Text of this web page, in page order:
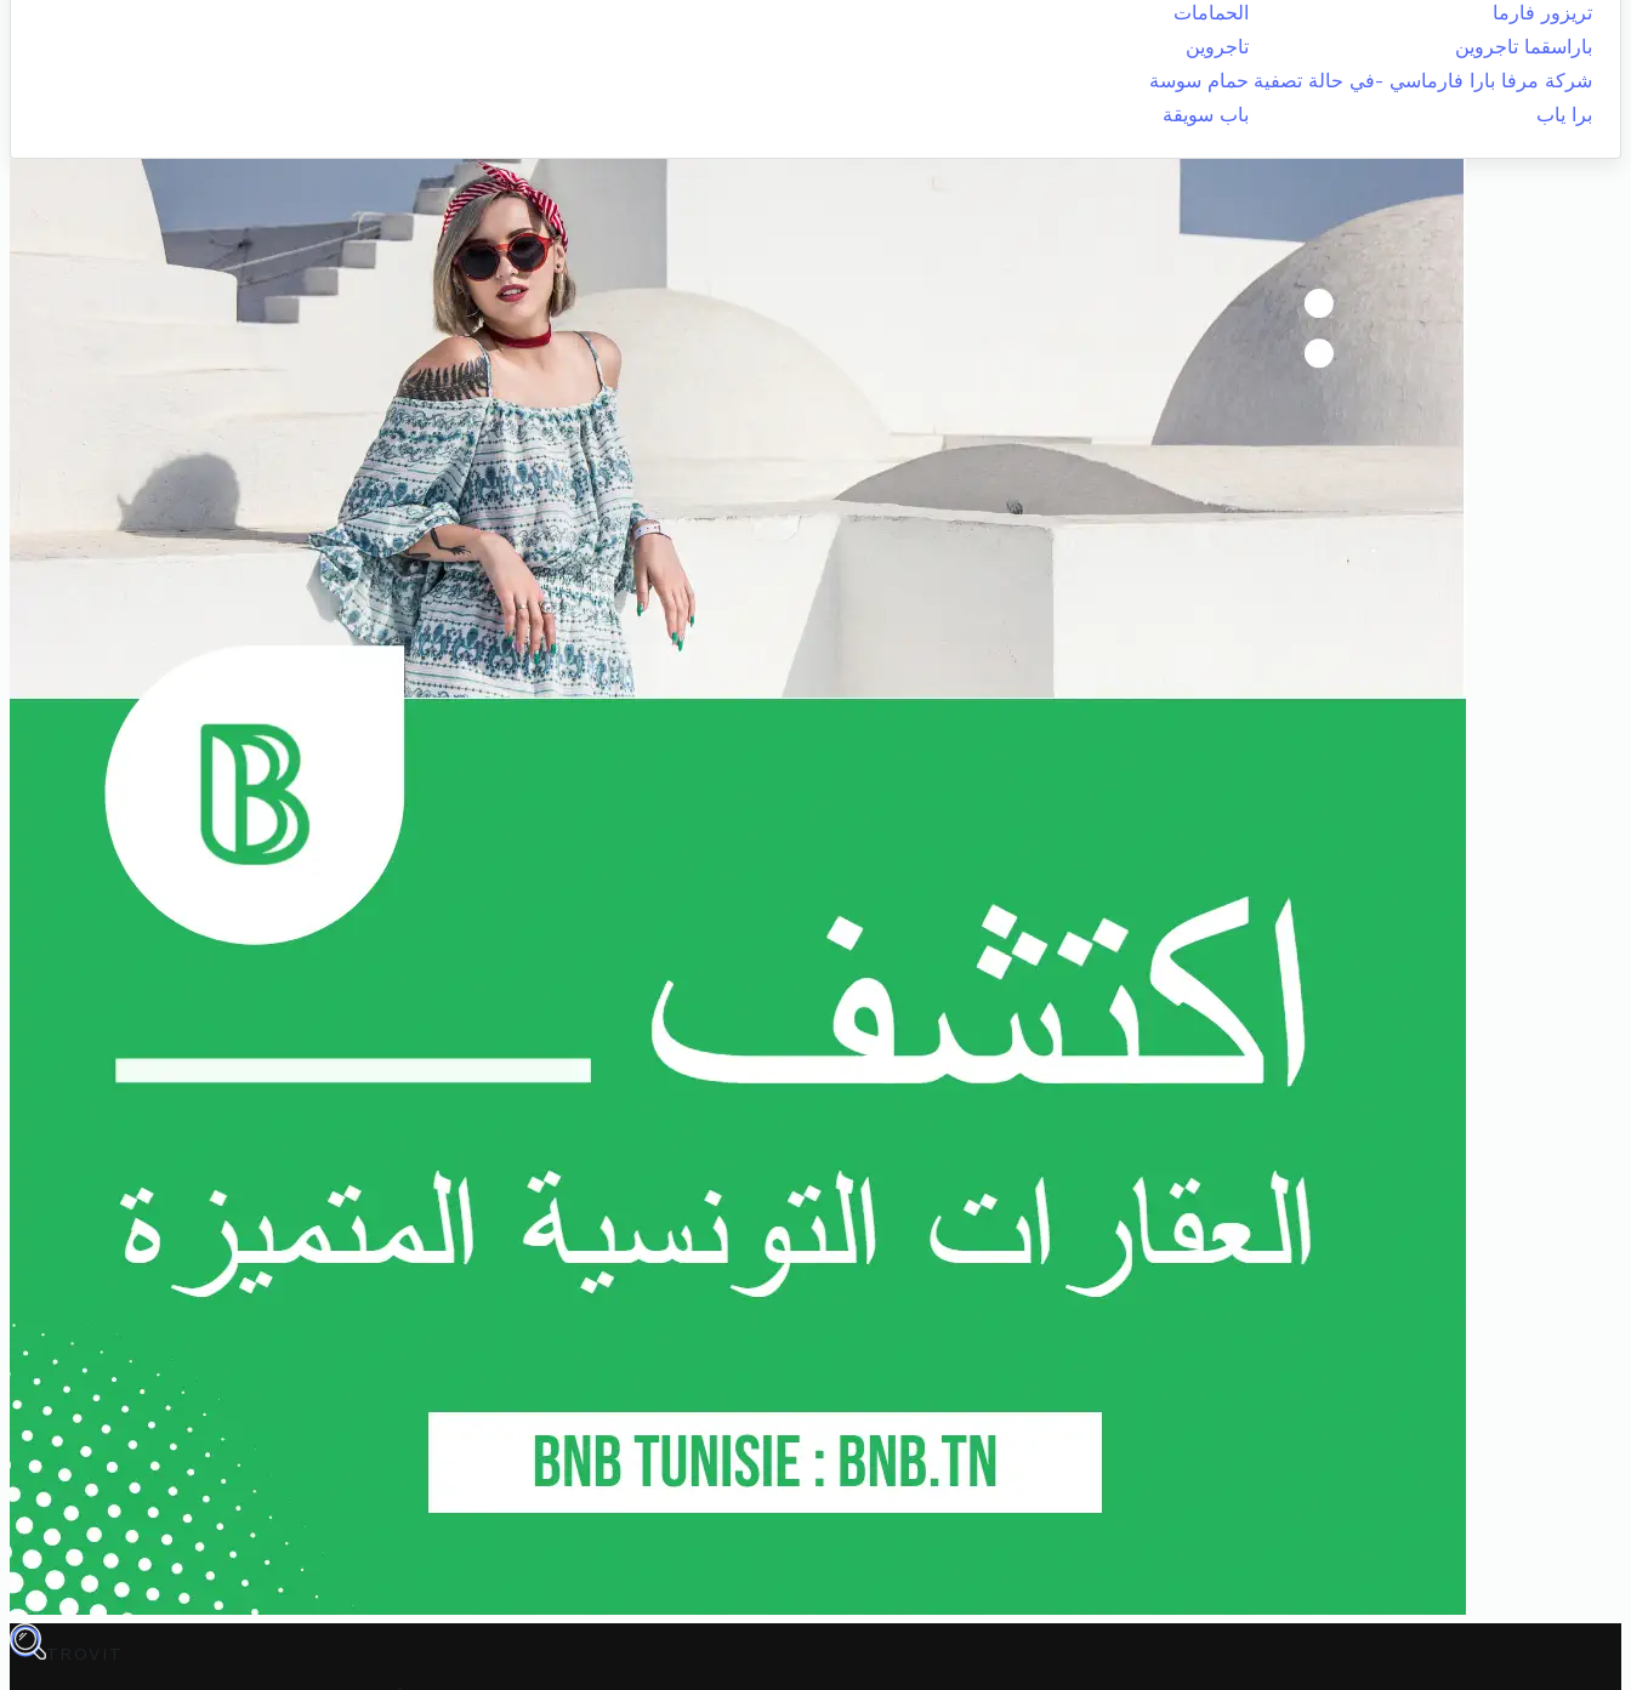
تريزور فارما
الحمامات
باراسقما تاجروين
تاجروين
شركة مرفا بارا فارماسي -في حالة تصفية حمام سوسة
برا ياب
باب سويقة
TROVIT